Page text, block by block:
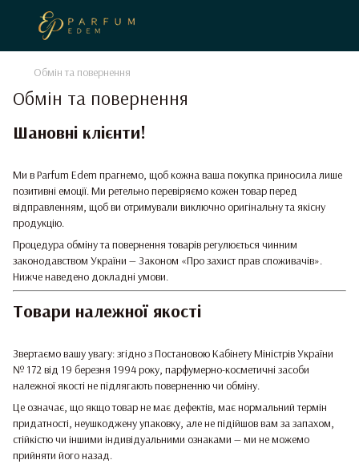
Обмін та повернення
Обмін та повернення
Шановні клієнти!
Ми в Parfum Edem прагнемо, щоб кожна ваша покупка приносила лише
позитивні емоції. Ми ретельно перевіряємо кожен товар перед
відправленням, щоб ви отримували виключно оригінальну та якісну
продукцію.
Процедура обміну та повернення товарів регулюється чинним
законодавством України — Законом «Про захист прав споживачів».
Нижче наведено докладні умови.
Товари належної якості
Звертаємо вашу увагу: згідно з Постановою Кабінету Міністрів України
№ 172 від 19 березня 1994 року, парфумерно-косметичні засоби
належної якості не підлягають поверненню чи обміну.
Це означає, що якщо товар не має дефектів, має нормальний термін
придатності, неушкоджену упаковку, але не підійшов вам за запахом,
стійкістю чи іншими індивідуальними ознаками — ми не можемо
прийняти його назад.